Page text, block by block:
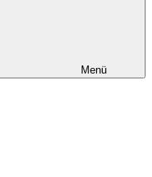
Menü